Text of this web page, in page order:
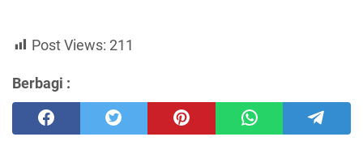
Post Views: 211
Berbagi :